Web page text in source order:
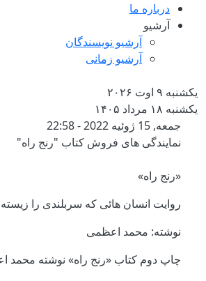
درباره ما
آرشیو
آرشیو نویسندگان
آرشیو زمانی
یکشنبه ۹ اوت ۲۰۲۶
یکشنبه ۱۸ مرداد ۱۴۰۵
نمایندگی های فروش
جمعه, 15 ژوئیه 2022 - 22:58
نمایندگی های فروش کتاب "رنج راه"
«رنج راه»
روایت انسان هائی که سربلندی را زیسته
نوشته: محمد اعظمی
چاپ دوم کتاب «رنج راه» نوشته محمد